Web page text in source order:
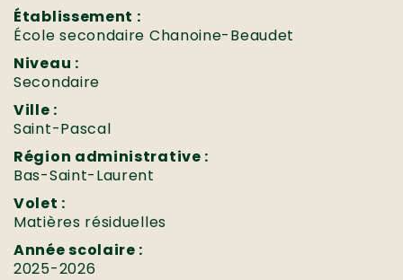
Établissement :
École secondaire Chanoine-Beaudet
Niveau :
Secondaire
Ville :
Saint-Pascal
Région administrative :
Bas-Saint-Laurent
Volet :
Matières résiduelles
Année scolaire :
2025-2026